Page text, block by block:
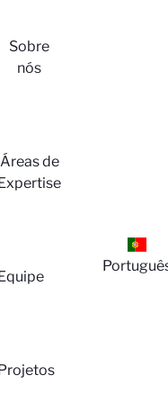
Sobre
nós
Áreas de